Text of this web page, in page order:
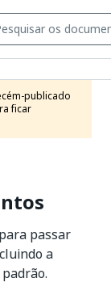
publicado
ficar
passar
a